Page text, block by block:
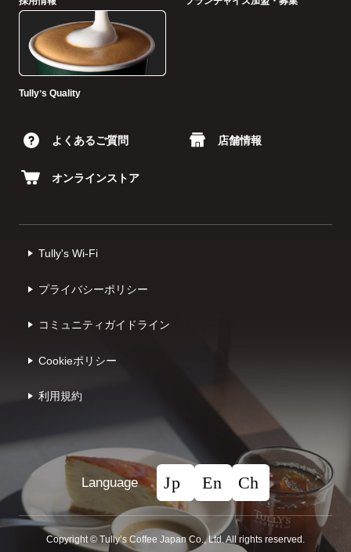
Tullyʼs Quality
よくあるご質問 店舗情報
オンラインストア
Tully's Wi-Fi
プライバシーポリシー
コミュニティガイドライン
Cookieポリシー
利⽤規約
Language
Copyright © Tullyʼs Coffee Japan Co., Ltd. All rights reserved.